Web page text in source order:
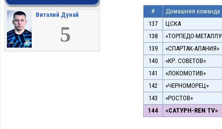
Виталий Дунай
5
#
Домашняя команда
137
ЦСКА
138
«ТОРПЕДО-
139
«СПАРТАК-АЛАНИЯ»
140
«КР. СОВЕТОВ»
141
«ЛОКОМОТИВ»
142
«ЧЕРНОМОРЕЦ»
143
«РОСТОВ»
144
«САТУРН-REN TV»